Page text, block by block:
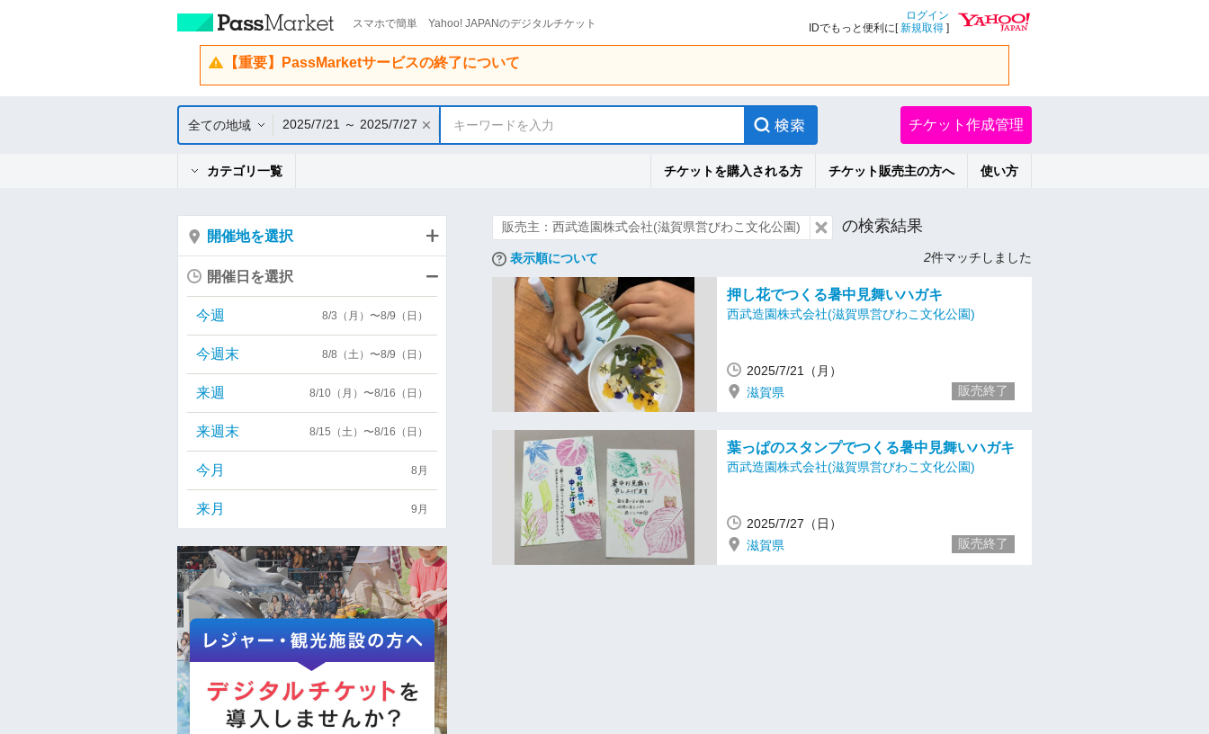
スマホで簡単 Yahoo! JAPANのデジタルチケット
ログイン
IDでもっと便利に[新規取得 ]
【重要】PassMarketサービスの終了について
全ての地域 2025/7/21 ～ 2025/7/27 キーワードを入力 チケット作成管理
カテゴリ一覧 チケットを購入される方 チケット販売主の方へ 使い方
販売主：西武造園株式会社(滋賀県営びわこ文化公園) の検索結果
表示順について 2件マッチしました
押し花でつくる暑中見舞いハガキ
西武造園株式会社(滋賀県営びわこ文化公園)
2025/7/21（月）
滋賀県
販売終了
葉っぱのスタンプでつくる暑中見舞いハガキ
西武造園株式会社(滋賀県営びわこ文化公園)
2025/7/27（日）
滋賀県
販売終了
開催地を選択
開催日を選択
今週 8/3（月）〜8/9（日）
今週末 8/8（土）〜8/9（日）
来週 8/10（月）〜8/16（日）
来週末 8/15（土）〜8/16（日）
今月 8月
来月 9月